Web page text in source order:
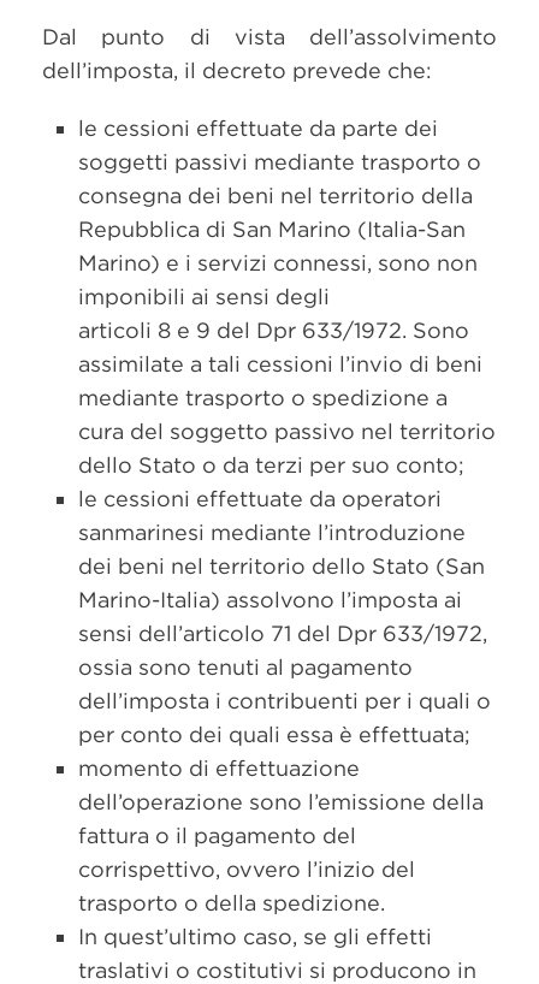
Dal punto di vista dell’assolvimento
dell’imposta, il decreto prevede che:
le cessioni effettuate da parte dei
soggetti passivi mediante trasporto o
consegna dei beni nel territorio della
Repubblica di San Marino (Italia-San
Marino) e i servizi connessi, sono non
imponibili ai sensi degli
articoli 8 e 9 del Dpr 633/1972. Sono
assimilate a tali cessioni l’invio di beni
mediante trasporto o spedizione a
cura del soggetto passivo nel territorio
dello Stato o da terzi per suo conto;
le cessioni effettuate da operatori
sanmarinesi mediante l’introduzione
dei beni nel territorio dello Stato (San
Marino-Italia) assolvono l’imposta ai
sensi dell’articolo 71 del Dpr 633/1972,
ossia sono tenuti al pagamento
dell’imposta i contribuenti per i quali o
per conto dei quali essa è effettuata;
momento di effettuazione
dell’operazione sono l’emissione della
fattura o il pagamento del
corrispettivo, ovvero l’inizio del
trasporto o della spedizione.
In quest’ultimo caso, se gli effetti
traslativi o costitutivi si producono in